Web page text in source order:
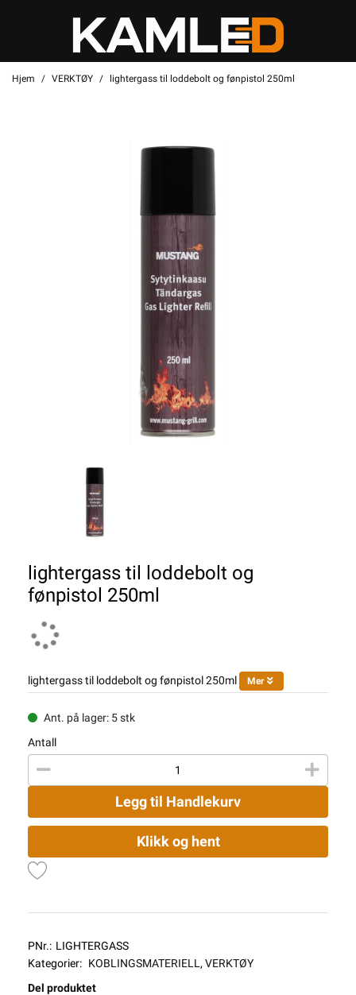
Hjem VERKTØY lightergass til loddebolt og fønpistol 250ml
lightergass til loddebolt og
fønpistol 250ml
lightergass til loddebolt og fønpistol 250ml Mer
Ant. på lager: 5 stk
Antall
Legg til Handlekurv
Klikk og hent
PNr.: LIGHTERGASS
Kategorier: KOBLINGSMATERIELL , VERKTØY
Del produktet